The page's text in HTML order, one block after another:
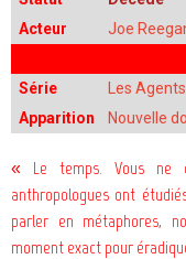
Acteur
Joe
Série
Les
Apparition Nouvelle
« Le temps. Vous ne
anthropologues ont
parler en métaphores,
moment exact pour